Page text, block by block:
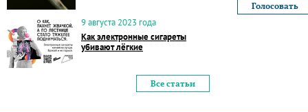
9 августа 2023 года
Как электронные сигареты
убивают лёгкие
Все статьи